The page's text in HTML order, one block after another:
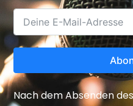
Nach dem Absenden